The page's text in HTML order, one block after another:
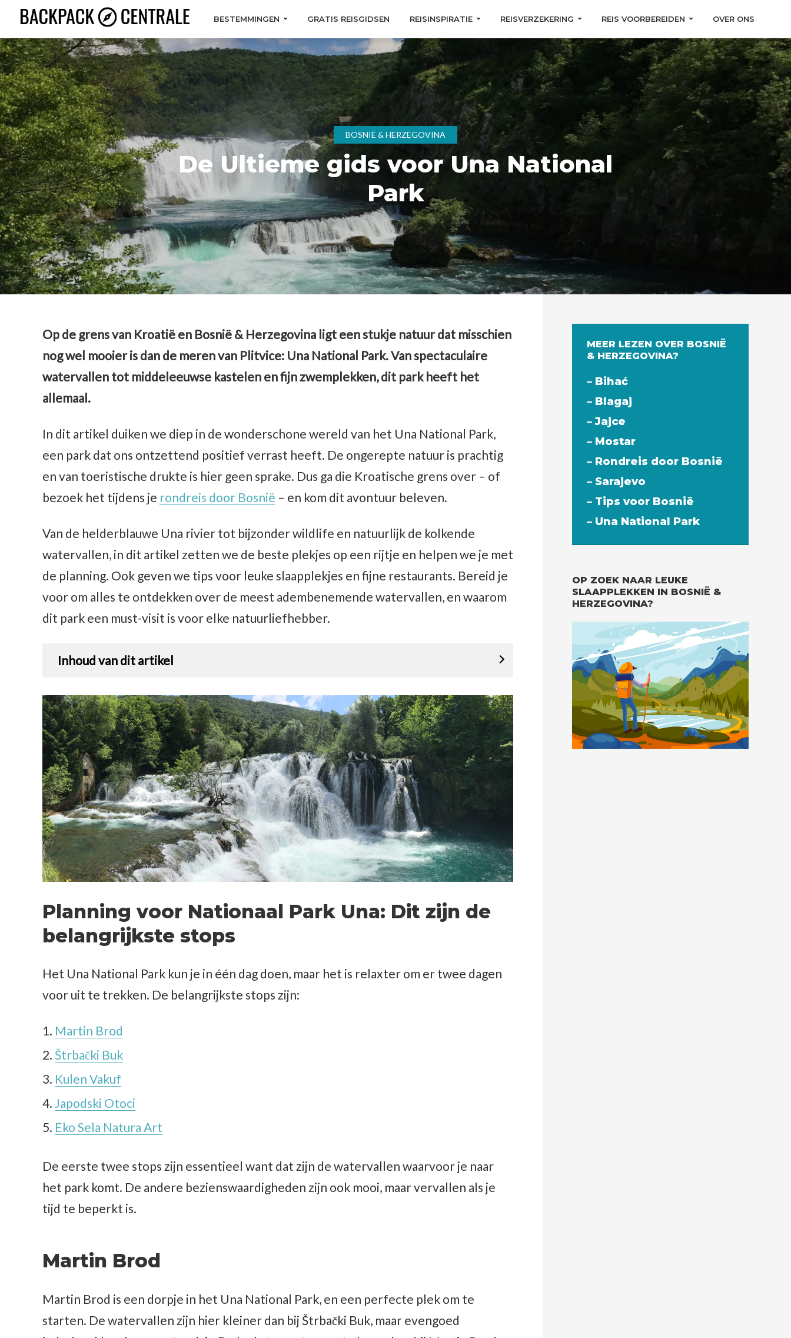
BESTEMMINGEN GRATIS REISGIDSEN REISINSPIRATIE REISVERZEKERING REIS VOORBEREIDEN OVER ONS
BOSNIË & HERZEGOVINA
De Ultieme gids voor Una National
Park
Op de grens van Kroatië en Bosnië & Herzegovina ligt een stukje natuur dat misschien
nog wel mooier is dan de meren van Plitvice: Una National Park. Van spectaculaire
watervallen tot middeleeuwse kastelen en fijn zwemplekken, dit park heeft het
allemaal.
In dit artikel duiken we diep in de wonderschone wereld van het Una National Park,
een park dat ons ontzettend positief verrast heeft. De ongerepte natuur is prachtig
en van toeristische drukte is hier geen sprake. Dus ga die Kroatische grens over – of
bezoek het tijdens je rondreis door Bosnië – en kom dit avontuur beleven.
Van de helderblauwe Una rivier tot bijzonder wildlife en natuurlijk de kolkende
watervallen, in dit artikel zetten we de beste plekjes op een rijtje en helpen we je met
de planning. Ook geven we tips voor leuke slaapplekjes en fijne restaurants. Bereid je
voor om alles te ontdekken over de meest adembenemende watervallen, en waarom
dit park een must-visit is voor elke natuurliefhebber.
Inhoud van dit artikel
Planning voor Nationaal Park Una: Dit zijn de
belangrijkste stops
Het Una National Park kun je in één dag doen, maar het is relaxter om er twee dagen
voor uit te trekken. De belangrijkste stops zijn:
Martin Brod
Štrbački Buk
Kulen Vakuf
Japodski Otoci
Eko Sela Natura Art
De eerste twee stops zijn essentieel want dat zijn de watervallen waarvoor je naar
het park komt. De andere bezienswaardigheden zijn ook mooi, maar vervallen als je
tijd te beperkt is.
Martin Brod
Martin Brod is een dorpje in het Una National Park, en een perfecte plek om te
starten. De watervallen zijn hier kleiner dan bij Štrbački Buk, maar evengoed
MEER LEZEN OVER BOSNIË
& HERZEGOVINA?
– Bihać
– Blagaj
– Jajce
– Mostar
– Rondreis door Bosnië
– Sarajevo
– Tips voor Bosnië
– Una National Park
OP ZOEK NAAR LEUKE
SLAAPPLEKKEN IN BOSNIË &
HERZEGOVINA?